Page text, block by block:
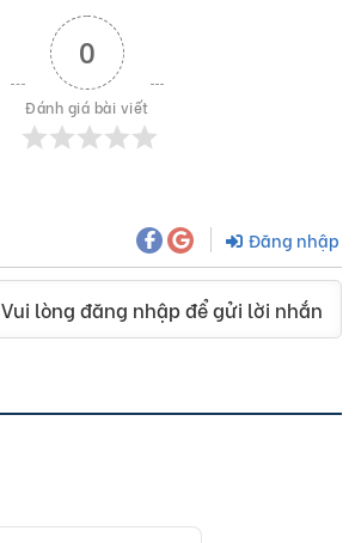
0
Đánh giá bài viết
Đăng nhập
Vui lòng đăng nhập để gửi lời nhắn